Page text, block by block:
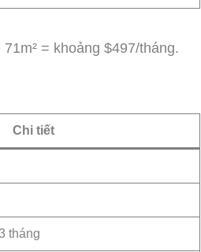
= khoảng $497/tháng.
Chi tiết
tháng